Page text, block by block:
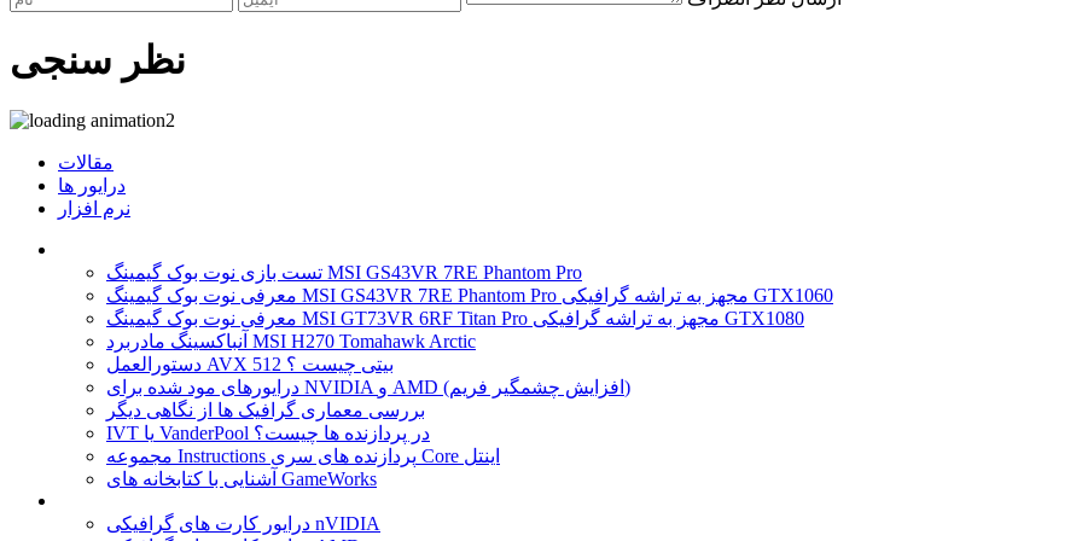
نظر سنجی
مقالات
درایور ها
نرم افزار
تست بازی نوت بوک گیمینگ MSI GS43VR 7RE Phantom Pro
معرفی نوت بوک گیمینگ MSI GS43VR 7RE Phantom Pro مجهز به تراشه گرافیکی GTX1060
معرفی نوت بوک گیمینگ MSI GT73VR 6RF Titan Pro مجهز به تراشه گرافیکی GTX1080
آنباکسینگ مادربرد MSI H270 Tomahawk Arctic
دستورالعمل AVX 512 بیتی چیست ؟
درایورهای مود شده برای NVIDIA و AMD (افزایش چشمگیر فریم)
بررسی معماری گرافیک ها از نگاهی دیگر
IVT یا VanderPool در پردازنده ها چیست؟
مجموعه Instructions پردازنده های سری Core اینتل
آشنایی با کتابخانه های GameWorks
درایور کارت های گرافیکی nVIDIA